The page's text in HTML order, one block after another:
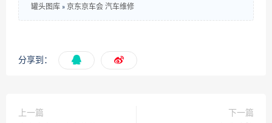
罐头图库 » 京东京车会 汽车维修
分享到：
上一篇
下一篇